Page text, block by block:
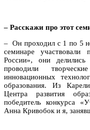
– Расскажи про этот
– Он проходил с 1 по 5
семинаре участвовали
России», они делились
проводили
инновационных
образования. Из
Центра развития
победитель конкурса
Анна Кривобок и я,